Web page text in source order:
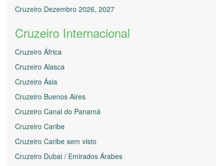
Cruzeiro Dezembro 2026, 2027
Cruzeiro Internacional
Cruzeiro África
Cruzeiro Alasca
Cruzeiro Ásia
Cruzeiro Buenos Aires
Cruzeiro Canal do Panamá
Cruzeiro Caribe
Cruzeiro Caribe sem visto
Cruzeiro Dubai / Emirados Árabes